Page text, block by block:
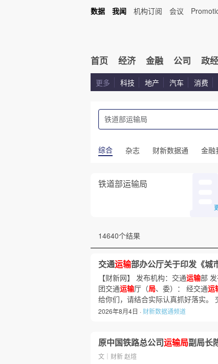
数据 我闻 机构订阅 会议
首页 经济 金融 公司 政经
更多 科技 地产 汽车 消费
综合 杂志 财新数据通 金融
铁道部运输局
14640个结果
交通运输部办公厅关于印发《城
【财新网】 发布机构：交通运输部
团交通运输厅（局、委）： 经交通运
给你们，请结合实际认真抓好落实。
2026年8月4日 · 财新数据通频道
原中国铁路总公司运输局副局长
文｜财新 赵煊